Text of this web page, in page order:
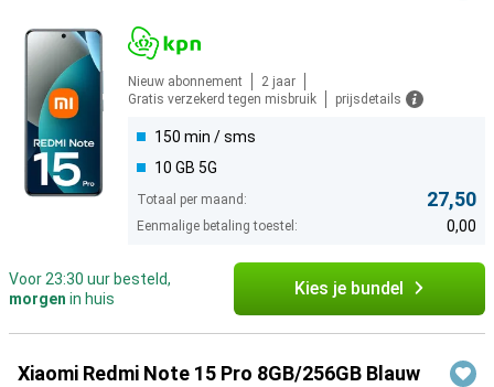
Nieuw abonnement
2 jaar
Gratis verzekerd tegen misbruik
prijsdetails
150 min / sms
10 GB 5G
Totaal per maand: 27,50
Eenmalige betaling toestel: 0,00
Voor 23:30 uur besteld,
morgen in huis Kies je bundel
Xiaomi Redmi Note 15 Pro 8GB/256GB Blauw